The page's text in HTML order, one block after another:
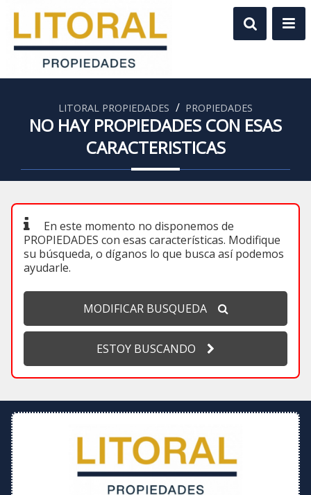
LITORAL PROPIEDADES / PROPIEDADES
NO HAY PROPIEDADES CON ESAS
CARACTERISTICAS
En este momento no disponemos de
PROPIEDADES con esas características. Modifique
su búsqueda, o díganos lo que busca así podemos
ayudarle.
MODIFICAR BUSQUEDA
ESTOY BUSCANDO